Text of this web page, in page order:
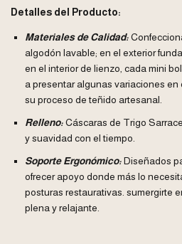
Detalles del Producto:
Materiales de Calidad:
algodón lavable; en el exterior
en el interior de lienzo, cada mini
a presentar algunas variaciones en
su proceso de teñido artesanal.
Relleno:Cáscaras de Trigo
y suavidad con el tiempo.
Soporte Ergonómico:Diseñados
ofrecer apoyo donde más lo
posturas restaurativas. sumergirte
plena y relajante.